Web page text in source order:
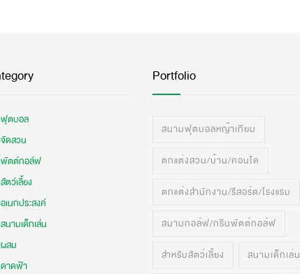
ตบอล
ดสวน
พัตต์กอล์ฟ
ตว์เลี้ยง
เนกประสงค์
นามเด็กเล่น
สม
าดฟ้า
Portfolio
สนามฟุตบอลหญ้าเทียม
ตกแต่งสวน/บ้าน/คอนโด
ตกแต่งสำนักงาน/รีสอร์ต/โรงแรม
สนามกอล์ฟ/กรีนพัตต์กอล์ฟ
สำหรับสัตว์เลี้ยง สนามเด็กเล่น